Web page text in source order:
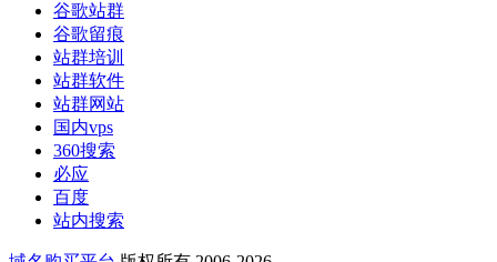
谷歌站群
谷歌留痕
站群培训
站群软件
站群网站
国内vps
360搜索
必应
百度
站内搜索